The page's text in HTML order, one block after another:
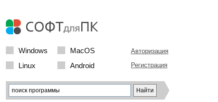
Windows
MacOS
Linux
Android
Авторизация
Регистрация